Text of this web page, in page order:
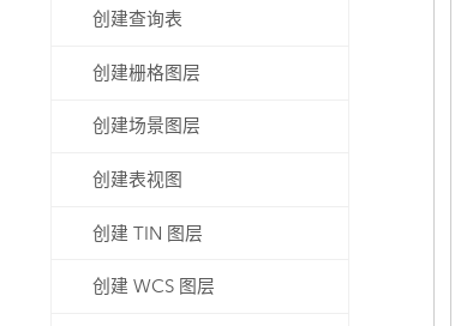
创建查询表
创建栅格图层
创建场景图层
创建表视图
创建 TIN 图层
创建 WCS 图层